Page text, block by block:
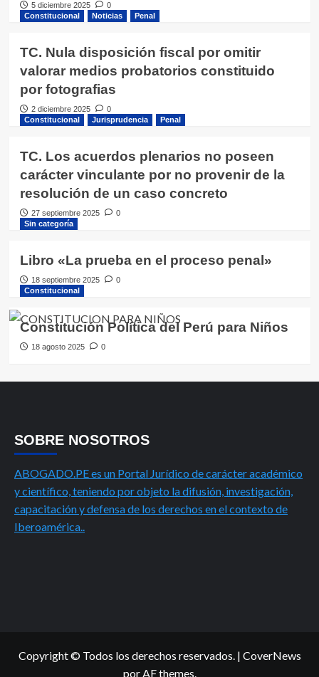
5 diciembre 2025
0
Constitucional
Noticias Penal
TC. Nula disposición fiscal por omitir
valorar medios probatorios constituido
por fotografias
2 diciembre 2025
0
Constitucional
Jurisprudencia Penal
TC. Los acuerdos plenarios no poseen
carácter vinculante por no provenir de la
resolución de un caso concreto
27 septiembre 2025
0
Sin categoría
Libro «La prueba en el proceso penal»
18 septiembre 2025
0
Constitucional
Constitución Política del Perú para Niños
18 agosto 2025 0
SOBRE NOSOTROS
ABOGADO.PE es un Portal Jurídico de carácter académico
y científico, teniendo por objeto la difusión, investigación,
capacitación y defensa de los derechos en el contexto de
Iberoamérica..
Copyright © Todos los derechos reservados. | CoverNews
por AF themes.